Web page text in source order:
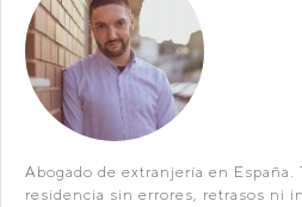
Abogado de extranjería en España.
residencia sin errores, retrasos ni